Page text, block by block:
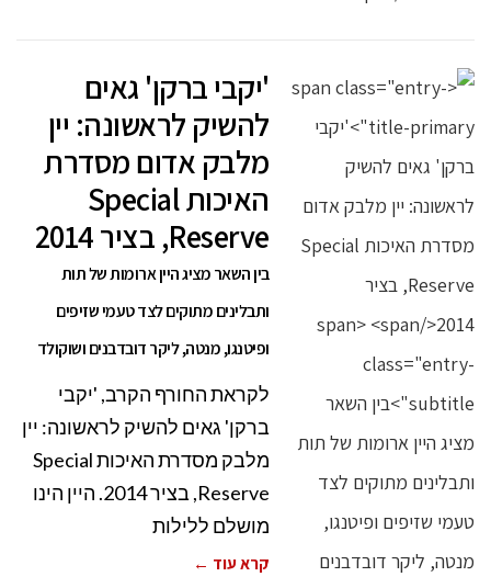
'יקבי ברקן' גאים
להשיק לראשונה: יין
מלבק אדום מסדרת
האיכות Special
Reserve, בציר 2014
בין השאר מציג היין ארומות של תות
ותבלינים מתוקים לצד טעמי שזיפים
ופיטנגו, מנטה, ליקר דובדבנים ושוקולד
לקראת החורף הקרב, 'יקבי
ברקן' גאים להשיק לראשונה: יין
מלבק מסדרת האיכות Special
Reserve, בציר 2014. היין הינו
מושלם ללילות
קרא עוד ←